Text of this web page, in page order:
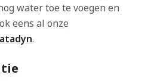
water toe te voegen en
eens al onze
.